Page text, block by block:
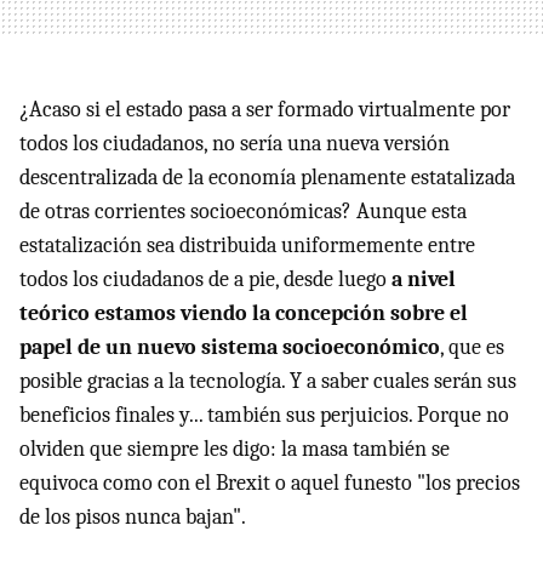
¿Acaso si el estado pasa a ser formado virtualmente por
todos los ciudadanos, no sería una nueva versión
descentralizada de la economía plenamente estatalizada
de otras corrientes socioeconómicas? Aunque esta
estatalización sea distribuida uniformemente entre
todos los ciudadanos de a pie, desde luegoa nivel
teórico estamos viendo la concepción sobre el
papel de un nuevo sistema socioeconómico, que es
posible gracias a la tecnología. Y a saber cuales serán sus
beneficios finales y... también sus perjuicios. Porque no
olviden que siempre les digo: la masa también se
equivoca como con el Brexit o aquel funesto "los precios
de los pisos nunca bajan".